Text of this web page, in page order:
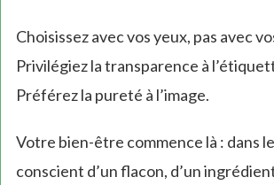
Choisissez avec vos yeux, pas avec
Privilégiez la transparence à
Préférez la pureté à l’image.
Votre bien-être commence là : dans
conscient d’un flacon, d’un